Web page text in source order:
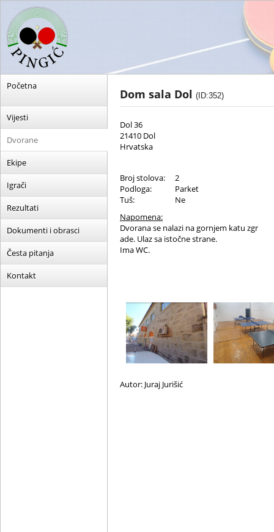
Početna
Vijesti
Dvorane
Ekipe
Igrači
Rezultati
Dokumenti i obrasci
Česta pitanja
Kontakt
Dom sala Dol (ID:352)
Dol 36
21410 Dol
Hrvatska
Broj stolova:
2
Podloga:
Parket
Tuš:
Ne
Napomena:
Dvorana se nalazi na gornjem katu zgr
ade. Ulaz sa istočne strane.
Ima WC.
Autor: Juraj Jurišić